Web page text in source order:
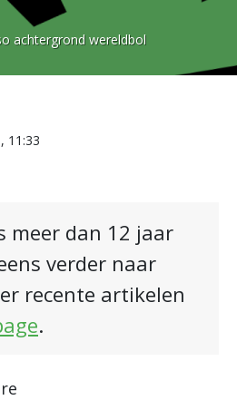
achtergrond wereldbol
11:33
meer dan 12 jaar
verder naar
recente artikelen
.